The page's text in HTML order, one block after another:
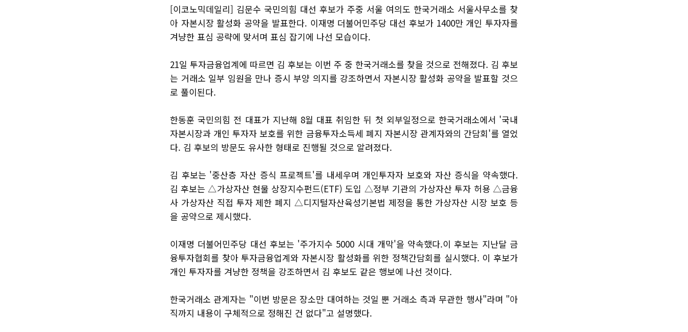
[이코노믹데일리] 김문수 국민의힘 대선 후보가 주중 서울 여의도 한국거래소 서울사무소를 찾
아 자본시장 활성화 공약을 발표한다. 이재명 더불어민주당 대선 후보가 1400만 개인 투자자를
겨냥한 표심 공략에 맞서며 표심 잡기에 나선 모습이다.
21일 투자금융업계에 따르면 김 후보는 이번 주 중 한국거래소를 찾을 것으로 전해졌다. 김 후보
는 거래소 일부 임원을 만나 증시 부양 의지를 강조하면서 자본시장 활성화 공약을 발표할 것으
로 풀이된다.
한동훈 국민의힘 전 대표가 지난해 8월 대표 취임한 뒤 첫 외부일정으로 한국거래소에서 '국내
자본시장과 개인 투자자 보호를 위한 금융투자소득세 폐지 자본시장 관계자와의 간담회'를 열었
다. 김 후보의 방문도 유사한 형태로 진행될 것으로 알려졌다.
김 후보는 '중산층 자산 증식 프로젝트'를 내세우며 개인투자자 보호와 자산 증식을 약속했다.
김 후보는 △가상자산 현물 상장지수펀드(ETF) 도입 △정부 기관의 가상자산 투자 허용 △금융
사 가상자산 직접 투자 제한 폐지 △디지털자산육성기본법 제정을 통한 가상자산 시장 보호 등
을 공약으로 제시했다.
이재명 더불어민주당 대선 후보는 '주가지수 5000 시대 개막'을 약속했다.이 후보는 지난달 금
융투자협회를 찾아 투자금융업계와 자본시장 활성화를 위한 정책간담회를 실시했다. 이 후보가
개인 투자자를 겨냥한 정책을 강조하면서 김 후보도 같은 행보에 나선 것이다.
한국거래소 관계자는 "이번 방문은 장소만 대여하는 것일 뿐 거래소 측과 무관한 행사"라며 "아
직까지 내용이 구체적으로 정해진 건 없다"고 설명했다.